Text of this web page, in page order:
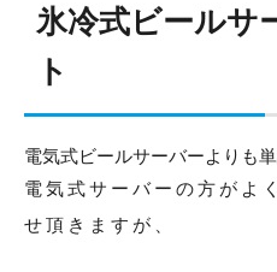
氷冷式ビールサ
ト
電気式ビールサーバーよりも
電気式サーバーの方がよ
せ頂きますが、